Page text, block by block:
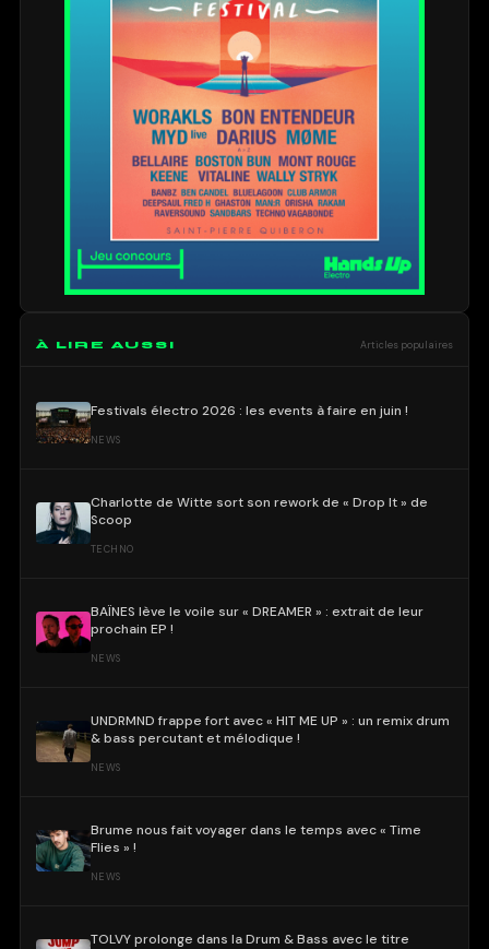
À LIRE AUSSI Articles populaires
Festivals électro 2026 : les events à faire en juin !
NEWS
Charlotte de Witte sort son rework de « Drop It » de
Scoop
TECHNO
BAÏNES lève le voile sur « DREAMER » : extrait de leur
prochain EP !
NEWS
UNDRMND frappe fort avec « HIT ME UP » : un remix drum
& bass percutant et mélodique !
NEWS
Brume nous fait voyager dans le temps avec « Time
Flies » !
NEWS
TOLVY prolonge dans la Drum & Bass avec le titre